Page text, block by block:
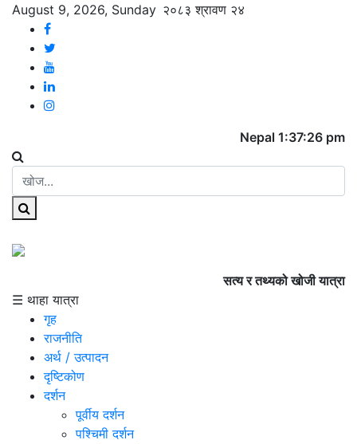
August 9, 2026, Sunday २०८३ श्रावण २४
Nepal 1:37:26 pm
सत्य र तथ्यको खोजी यात्रा
☰ थाहा यात्रा
गृह
राजनीति
अर्थ / उत्पादन
दृष्टिकोण
दर्शन
पूर्वीय दर्शन
पश्चिमी दर्शन